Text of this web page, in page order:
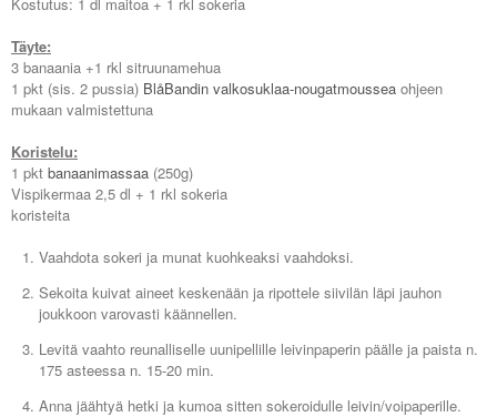
Täyte:
3 banaania +1 rkl sitruunamehua
1 pkt (sis. 2 pussia) BlåBandin valkosuklaa-nougatmoussea ohjeen
mukaan valmistettuna
Koristelu:
1 pkt banaanimassaa (250g)
Vispikermaa 2,5 dl + 1 rkl sokeria
koristeita
Vaahdota sokeri ja munat kuohkeaksi vaahdoksi.
Sekoita kuivat aineet keskenään ja ripottele siivilän läpi jauhon
joukkoon varovasti käännellen.
Levitä vaahto reunalliselle uunipellille leivinpaperin päälle ja paista n.
175 asteessa n. 15-20 min.
Anna jäähtyä hetki ja kumoa sitten sokeroidulle leivin/voipaperille.